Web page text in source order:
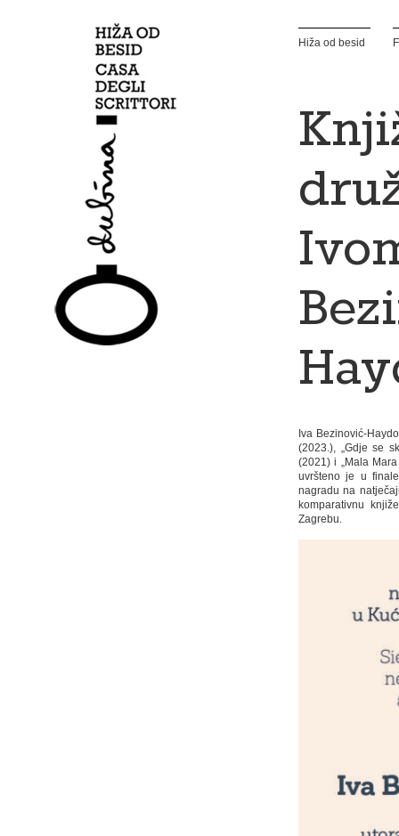
Hiža od besid
Iva Bezinović-
(2023.), „Gdje se
(2021) i „Mala
uvršteno je u
nagradu na
komparativnu
Zagrebu.